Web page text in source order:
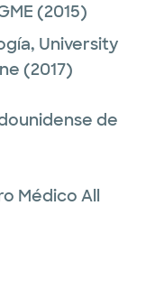
(2015)
University
(2017)
de
Médico All